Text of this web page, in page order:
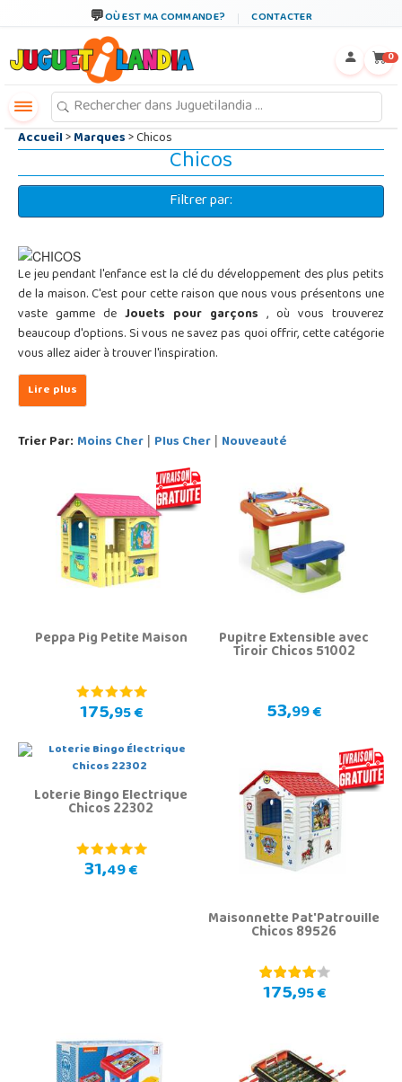
OÙ EST MA COMMANDE? CONTACTER
0
Accueil>Marques> Chicos
Chicos
Filtrer par:
Le jeu pendant l'enfance est la clé du développement des plus petits
de la maison. C'est pour cette raison que nous vous présentons une
vaste gamme de Jouets pour garçons , où vous trouverez
beaucoup d'options. Si vous ne savez pas quoi offrir, cette catégorie
vous allez aider à trouver l'inspiration.
Trier Par: Moins Cher | Plus Cher | Nouveauté
Peppa Pig Petite Maison
175,95 €
Pupitre Extensible avec
Tiroir Chicos 51002
53,99 €
Loterie Bingo Électrique
Chicos 22302
31,49 €
Maisonnette Pat'Patrouille
Chicos 89526
175,95 €